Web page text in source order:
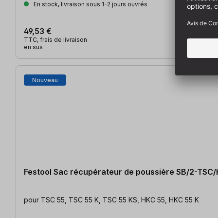
En stock, livraison sous 1-2 jours ouvrés
49,53 €
TTC, frais de livraison
en sus
Nouveau
Festool Sac récupérateur de poussière SB/2-TSC/
pour TSC 55, TSC 55 K, TSC 55 KS, HKC 55, HKC 55 K